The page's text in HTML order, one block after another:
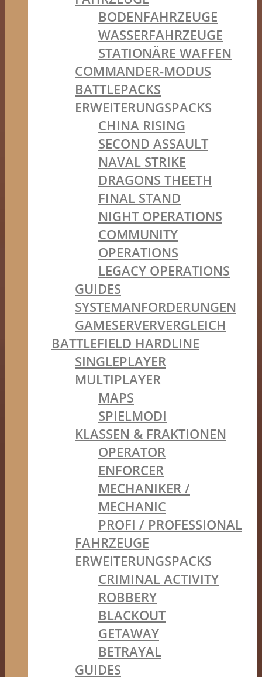
BODENFAHRZEUGE
WASSERFAHRZEUGE
STATIONÄRE WAFFEN
COMMANDER-MODUS
BATTLEPACKS
ERWEITERUNGSPACKS
CHINA RISING
SECOND ASSAULT
NAVAL STRIKE
DRAGONS THEETH
FINAL STAND
NIGHT OPERATIONS
COMMUNITY
OPERATIONS
LEGACY OPERATIONS
GUIDES
SYSTEMANFORDERUNGEN
GAMESERVERVERGLEICH
BATTLEFIELD HARDLINE
SINGLEPLAYER
MULTIPLAYER
MAPS
SPIELMODI
KLASSEN & FRAKTIONEN
OPERATOR
ENFORCER
MECHANIKER /
MECHANIC
PROFI / PROFESSIONAL
FAHRZEUGE
ERWEITERUNGSPACKS
CRIMINAL ACTIVITY
ROBBERY
BLACKOUT
GETAWAY
BETRAYAL
GUIDES